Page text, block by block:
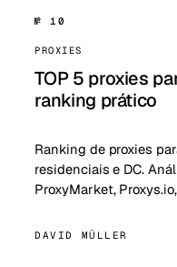
№ 10
PROXIES
TOP 5 proxies
ranking prático
Ranking de proxies
residenciais e DC.
ProxyMarket,
DAVID MÜLLER